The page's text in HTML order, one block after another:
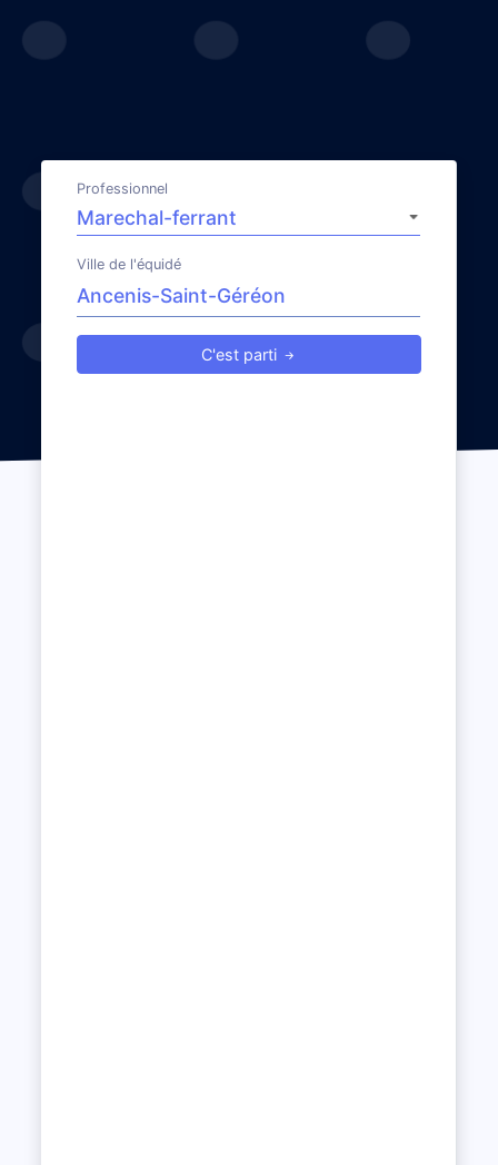
Professionnel
Ville de l'équidé
C'est parti